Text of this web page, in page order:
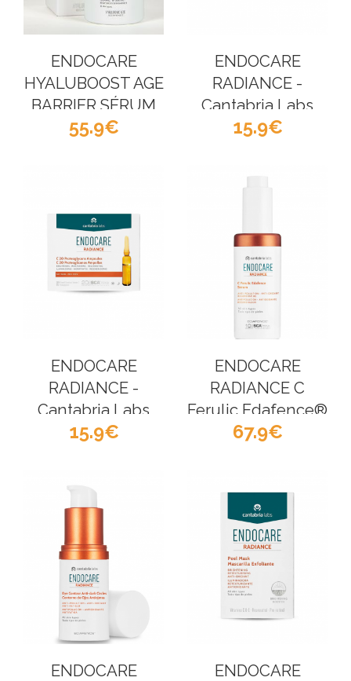
ENDOCARE
HYALUBOOST AGE
BARRIER SÉRUM
55.9
ENDOCARE
RADIANCE -
Cantabria Labs
15.9
ENDOCARE
RADIANCE -
Cantabria Labs
15.9
ENDOCARE
RADIANCE C
Ferulic Edafence®
Serum - Cantabria
67.9
ENDOCARE
ENDOCARE